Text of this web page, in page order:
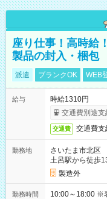
座り仕事！高時給
製品の封入・梱包
派遣 ブランクOK WEB
給与
時給1310円
交通費別途支
交通費 交通費支
勤務地
さいたま市北区
土呂駅から徒歩
製造外
勤務時間